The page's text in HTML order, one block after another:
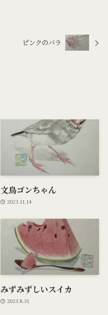
ピンクのバラ
文鳥ゴンちゃん
2023.11.14
みずみずしいスイカ
2023.8.31